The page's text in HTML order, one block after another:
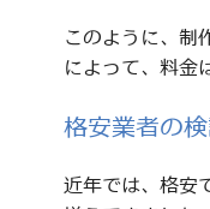
このように、制
によって、料金
格安業者の
近年では、格安